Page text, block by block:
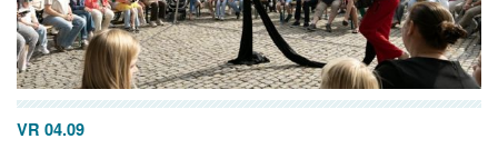
VR 04.09